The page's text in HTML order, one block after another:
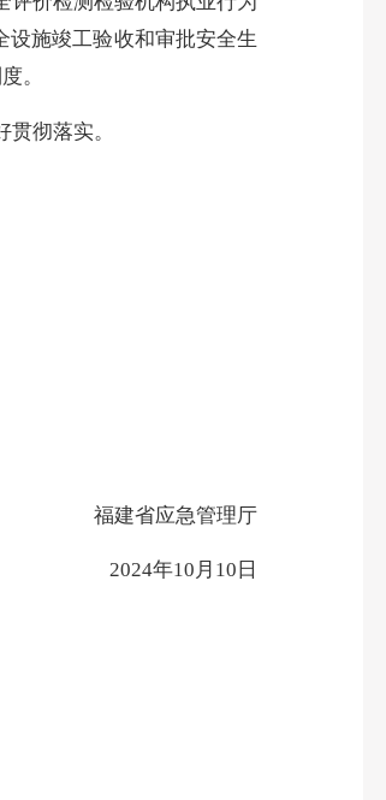
施竣工验收和审批安全生
。
彻落实。
福建省应急管理厅
2024年10月10日